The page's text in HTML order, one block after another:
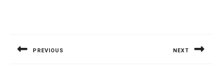
PREVIOUS NEXT